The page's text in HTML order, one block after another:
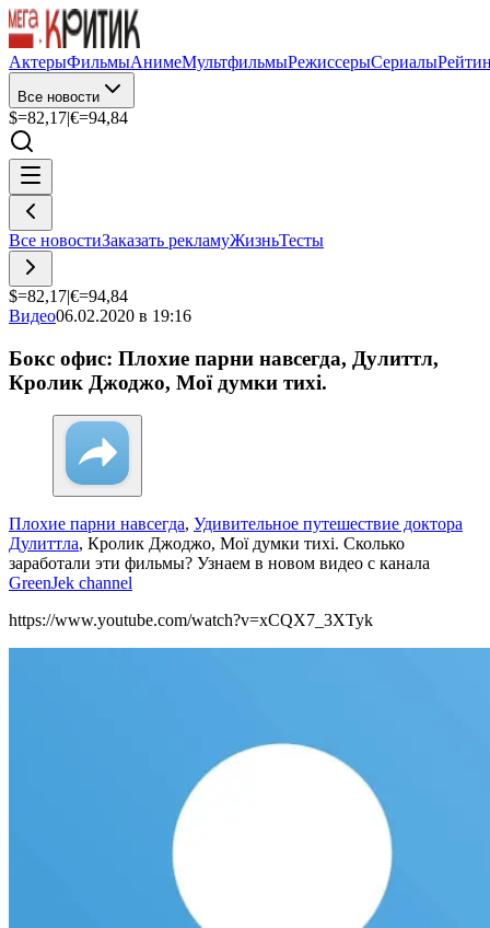
АктерыФильмыАнимеМультфильмыРежиссерыСериалы
Все новости
$=82,17|€=94,84
Все новостиЗаказать рекламуЖизньТесты
$=82,17|€=94,84
Видео06.02.2020 в 19:16
Бокс офис: Плохие парни навсегда, Дулиттл,
Кролик Джоджо, Мої думки тихі.
Плохие парни навсегда, Удивительное путешествие доктора
Дулиттла, Кролик Джоджо, Мої думки тихі. Сколько
заработали эти фильмы? Узнаем в новом видео с канала
GreenJek channel
https://www.youtube.com/watch?v=xCQX7_3XTyk